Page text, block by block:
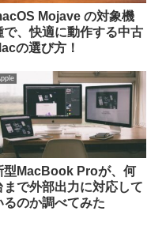
Mojave の対象機
で、快適に動作する中古
の選び方！
型MacBook Proが、何
まで外部出力に対応して
るのか調べてみた